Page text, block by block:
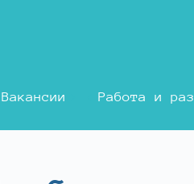
Вакансии Работа и